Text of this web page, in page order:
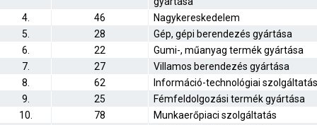
4.
46
Nagykereskedelem
5.
28
Gép, gépi berendezés gyártása
6.
22
Gumi-, műanyag termék gyártása
7.
27
Villamos berendezés gyártása
8.
62
Információ-technológiai szolgáltatás
9.
25
Fémfeldolgozási termék gyártása
10.
78
Munkaerőpiaci szolgáltatás